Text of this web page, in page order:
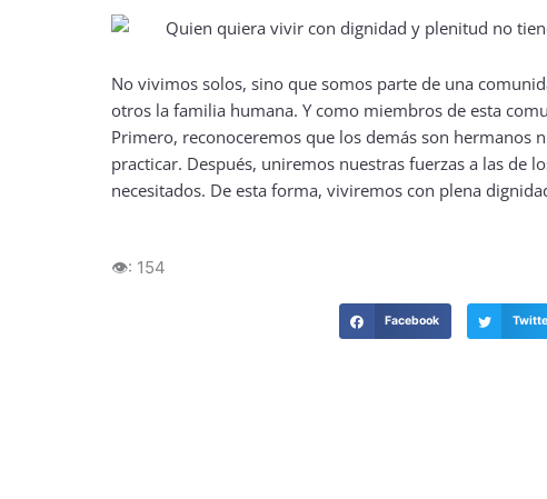
No vivimos solos, sino que somos parte de una
otros la familia humana. Y como miembros de esta
Primero, reconoceremos que los demás son hermanos
practicar. Después, uniremos nuestras fuerzas a las de
necesitados. De esta forma, viviremos con plena
👁️: 154
Facebook